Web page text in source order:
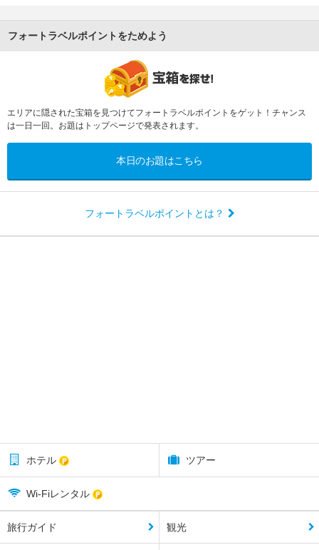
フォートラベルポイントをためよう
エリアに隠された宝箱を見つけてフォートラベルポイントをゲット！チャンス
は一日一回。お題はトップページで発表されます。
本日のお題はこちら
フォートラベルポイントとは？
ホテル ツアー
Wi-Fiレンタル
旅行ガイド 観光